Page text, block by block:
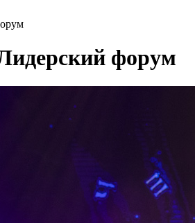
форум